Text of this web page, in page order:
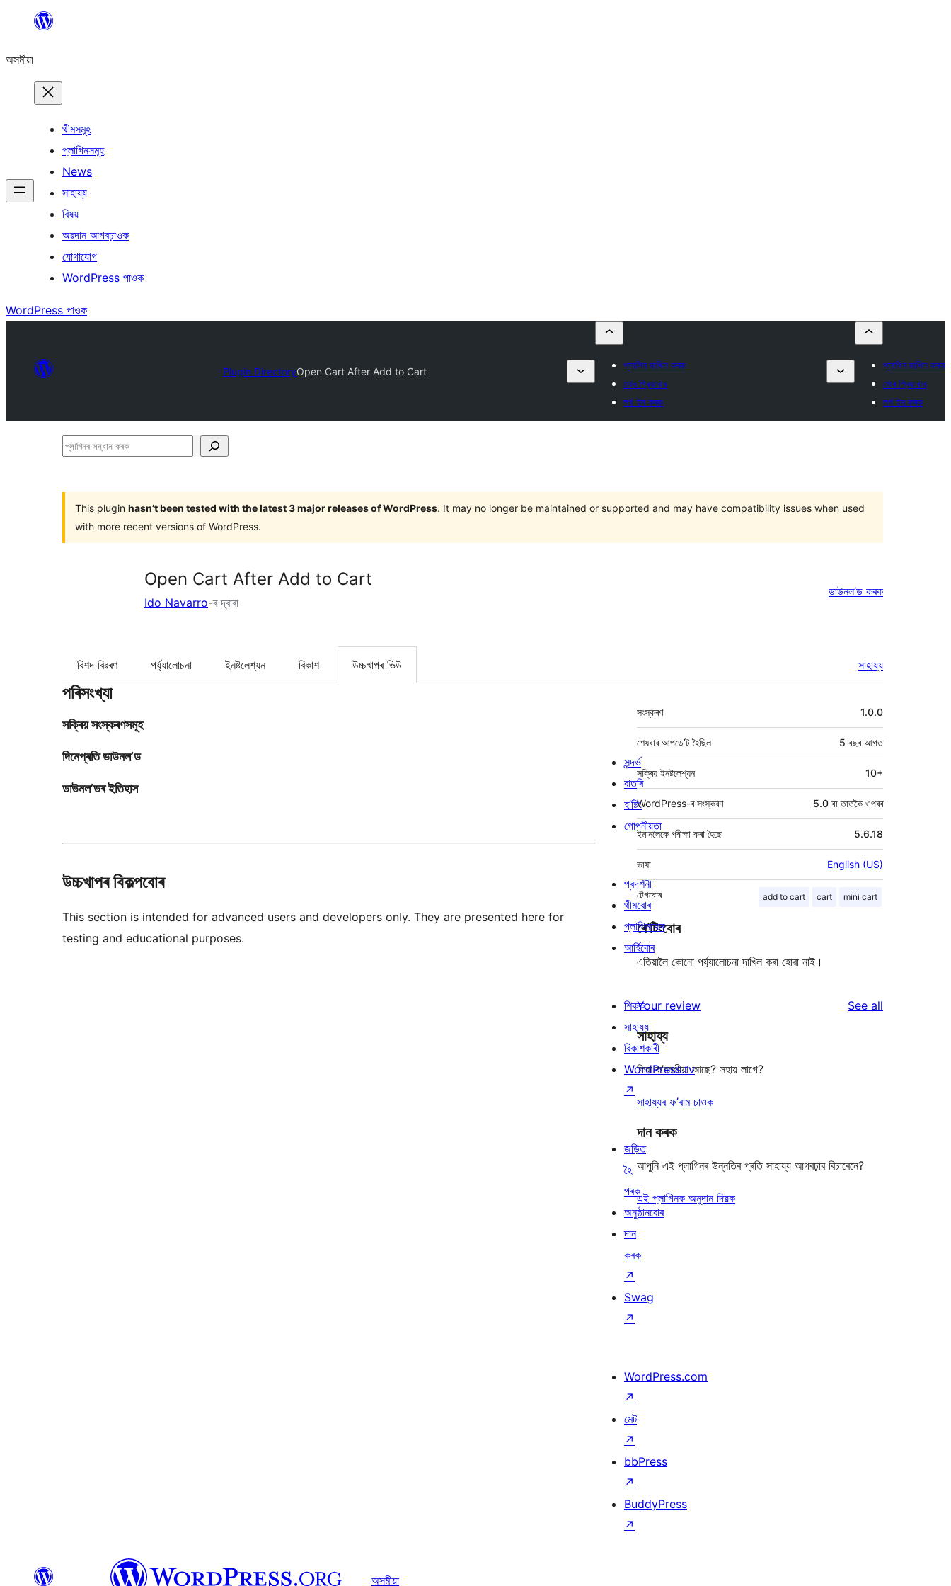
বিষয়বস্তুলৈ
অসমীয়া
থীমসমূহ
প্লাগিনসমূহ
News
সাহায্য
বিষয়
অৱদান আগবঢ়াওক
যোগাযোগ
WordPress পাওক
WordPress পাওক
Plugin DirectoryOpen Cart After Add to Cart
প্লাগিন দাখিল কৰক
মোৰ প্ৰিয়বোৰ
লগ ইন কৰক
প্লাগিন দাখিল কৰক
মোৰ প্ৰিয়বোৰ
লগ ইন কৰক
প্লাগিনৰ
This plugin hasn’t been tested with the latest 3 major releases of WordPress. It may no longer be maintained or supported and may have compatibility issues when used
with more recent versions of WordPress.
Open Cart After Add to Cart
Ido Navarro-ৰ দ্বাৰা
ডাউনল’ড কৰক
বিশদ বিৱৰণ পৰ্য্যালোচনা ইনষ্টলেশ্যন বিকাশ উচ্চখাপৰ ভিউ সাহায্য
পৰিসংখ্যা
সক্ৰিয় সংস্কৰণসমূহ
দিনেপ্ৰতি ডাউনল’ড
ডাউনল’ডৰ ইতিহাস
উচ্চখাপৰ বিকল্পবোৰ
This section is intended for advanced users and developers only. They are presented here for
testing and educational purposes.
মেটা 1.0.0
সংস্কৰণ
5 বছৰআগত
শেষবাৰ আপডে’ট হৈছিল
সক্ৰিয় ইনষ্টলেশ্যন 10+
WordPress-ৰ সংস্কৰণ 5.0 বা তাতকৈ ওপৰৰ
ইমানলৈকে পৰীক্ষা কৰা হৈছে 5.6.18
ভাষা English (US)
add to cart cart mini cart
টেগবোৰ
ৰে’টিংবোৰ
এতিয়ালৈ কোনো পৰ্য্যালোচনা দাখিল কৰা হোৱা নাই।
Your review See all
সাহায্য
কিবা ক’বলগীয়া আছে? সহায় লাগে?
সাহায্যৰ ফ’ৰাম চাওক
দান কৰক
আপুনি এই প্লাগিনৰ উন্নতিৰ প্ৰতি সাহায্য আগবঢ়াব বিচাৰেনে?
এই প্লাগিনক অনুদান দিয়ক
সন্দৰ্ভ
বাতৰি
হ’ষ্টিং
গোপনীয়তা
প্ৰদৰ্শনী
থীমবোৰ
প্লাগিনবোৰ
আৰ্হিবোৰ
শিকক
সাহায্য
বিকাশকাৰী
WordPress.tv
↗
জড়িত
হৈ
পৰক
অনুষ্ঠানবোৰ
দান
কৰক
↗
Swag
↗
WordPress.com
↗
মেট
↗
bbPress
↗
BuddyPress
↗
অসমীয়া